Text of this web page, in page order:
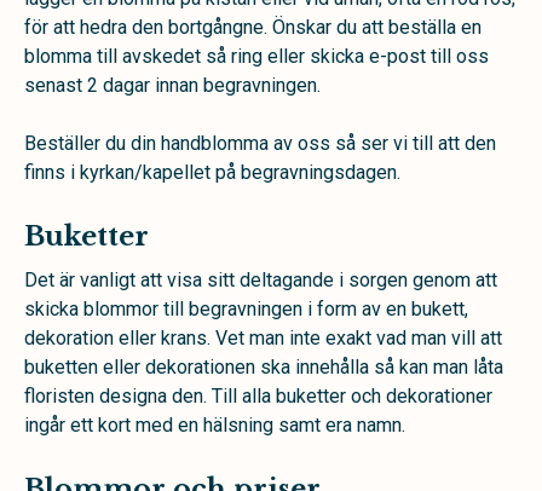
för att hedra den bortgångne. Önskar du att beställa en
blomma till avskedet så ring eller skicka e-post till oss
senast 2 dagar innan begravningen.
Beställer du din handblomma av oss så ser vi till att den
finns i kyrkan/kapellet på begravningsdagen.
Buketter
Det är vanligt att visa sitt deltagande i sorgen genom att
skicka blommor till begravningen i form av en bukett,
dekoration eller krans. Vet man inte exakt vad man vill att
buketten eller dekorationen ska innehålla så kan man låta
floristen designa den. Till alla buketter och dekorationer
ingår ett kort med en hälsning samt era namn.